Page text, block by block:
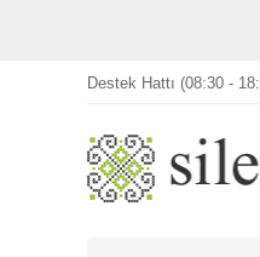
Destek Hattı (08:30 -